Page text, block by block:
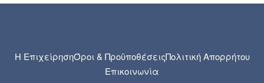
Η ΕπιχείρησηΌροι & ΠροϋποθέσειςΠολιτική Απορρήτου
Επικοινωνία